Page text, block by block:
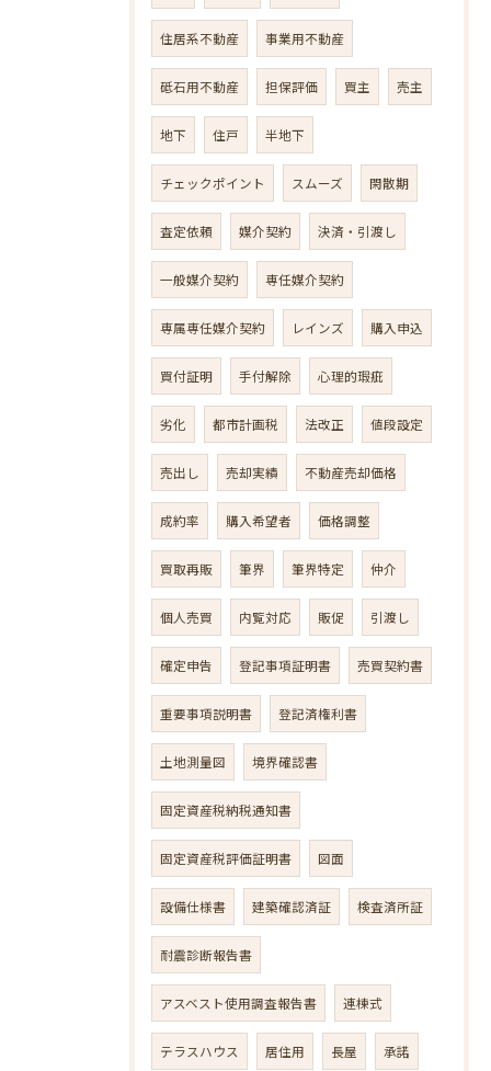
住居系不動産 事業用不動産
砥石用不動産 担保評価 買主 売主
地下 住戸 半地下
チェックポイント スムーズ 閑散期
査定依頼 媒介契約 決済・引渡し
一般媒介契約 専任媒介契約
専属専任媒介契約 レインズ 購入申込
買付証明 手付解除 心理的瑕疵
劣化 都市計画税 法改正 値段設定
売出し 売却実績 不動産売却価格
成約率 購入希望者 価格調整
買取再販 筆界 筆界特定 仲介
個人売買 内覧対応 販促 引渡し
確定申告 登記事項証明書 売買契約書
重要事項説明書 登記済権利書
土地測量図 境界確認書
固定資産税納税通知書
固定資産税評価証明書 図面
設備仕様書 建築確認済証 検査済所証
耐震診断報告書
アスベスト使用調査報告書 連棟式
テラスハウス 居住用 長屋 承諾